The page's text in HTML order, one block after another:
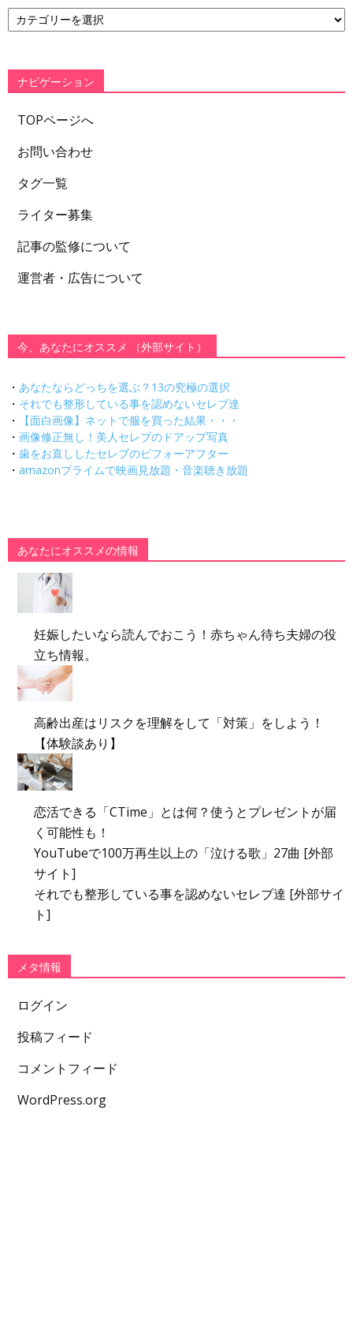
カ
テ
ー
ナビゲーション
TOPページへ
お問い合わせ
タグ一覧
ライター募集
記事の監修について
運営者・広告について
今、あなたにオススメ （外部サイト）
・ あなたならどっちを選ぶ？13の究極の選択
・ それでも整形している事を認めないセレブ達
・
【面白画像】ネットで服を買った結果・・・
・ 画像修正無し！美人セレブのドアップ写真
・ 歯をお直ししたセレブのビフォーアフター
・ amazonプライムで映画見放題・音楽聴き放題
あなたにオススメの情報
妊娠したいなら読んでおこう！赤ちゃん待ち夫婦の役
立ち情報。
高齢出産はリスクを理解をして「対策」をしよう！
【体験談あり】
恋活できる「CTime」とは何？使うとプレゼントが届
く可能性も！
YouTubeで100万再生以上の「泣ける歌」27曲 [外部
サイト]
それでも整形している事を認めないセレブ達 [外部サイ
ト]
メタ情報
ログイン
投稿フィード
コメントフィード
WordPress.org